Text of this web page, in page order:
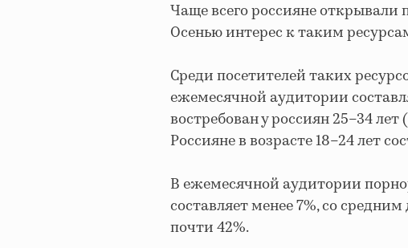
Чаще всего россияне открывали
Осенью интерес к таким
Среди посетителей таких
ежемесячной аудитории
востребован у россиян 25–34
Россияне в возрасте 18–24 лет
В ежемесячной аудитории
составляет менее 7%, со
почти 42%.